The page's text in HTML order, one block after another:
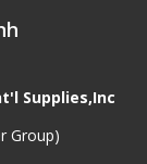
Supplies,Inc
Group)